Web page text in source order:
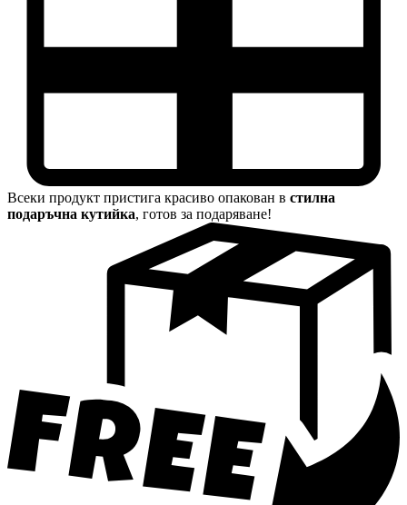
Всеки продукт пристига красиво опакован в стилна
подаръчна кутийка, готов за подаряване!